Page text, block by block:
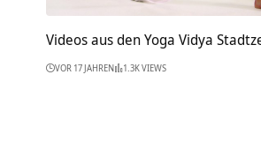
Videos aus den Yoga Vidya
VOR 17 JAHREN 1.3K VIEWS